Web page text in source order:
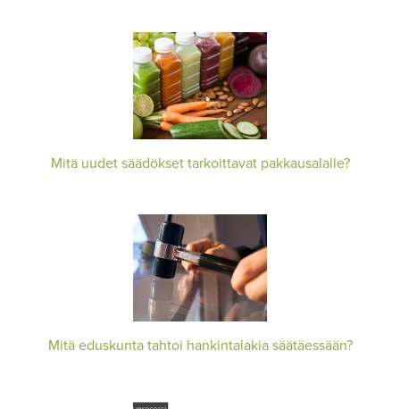
Mitä uudet säädökset tarkoittavat pakkausalalle?
Mitä eduskunta tahtoi hankintalakia säätäessään?